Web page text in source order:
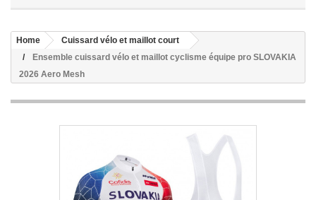
Home
Cuissard vélo et maillot court
Ensemble cuissard vélo et maillot cyclisme équipe pro SLOVAKIA
2026 Aero Mesh